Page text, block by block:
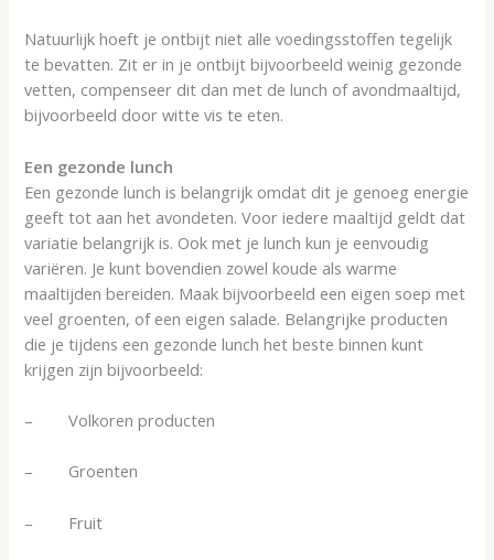
Natuurlijk hoeft je ontbijt niet alle voedingsstoffen tegelijk
te bevatten. Zit er in je ontbijt bijvoorbeeld weinig gezonde
vetten, compenseer dit dan met de lunch of avondmaaltijd,
bijvoorbeeld door witte vis te eten.
Een gezonde lunch
Een gezonde lunch is belangrijk omdat dit je genoeg energie
geeft tot aan het avondeten. Voor iedere maaltijd geldt dat
variatie belangrijk is. Ook met je lunch kun je eenvoudig
variëren. Je kunt bovendien zowel koude als warme
maaltijden bereiden. Maak bijvoorbeeld een eigen soep met
veel groenten, of een eigen salade. Belangrijke producten
die je tijdens een gezonde lunch het beste binnen kunt
krijgen zijn bijvoorbeeld:
– Volkoren producten
– Groenten
– Fruit